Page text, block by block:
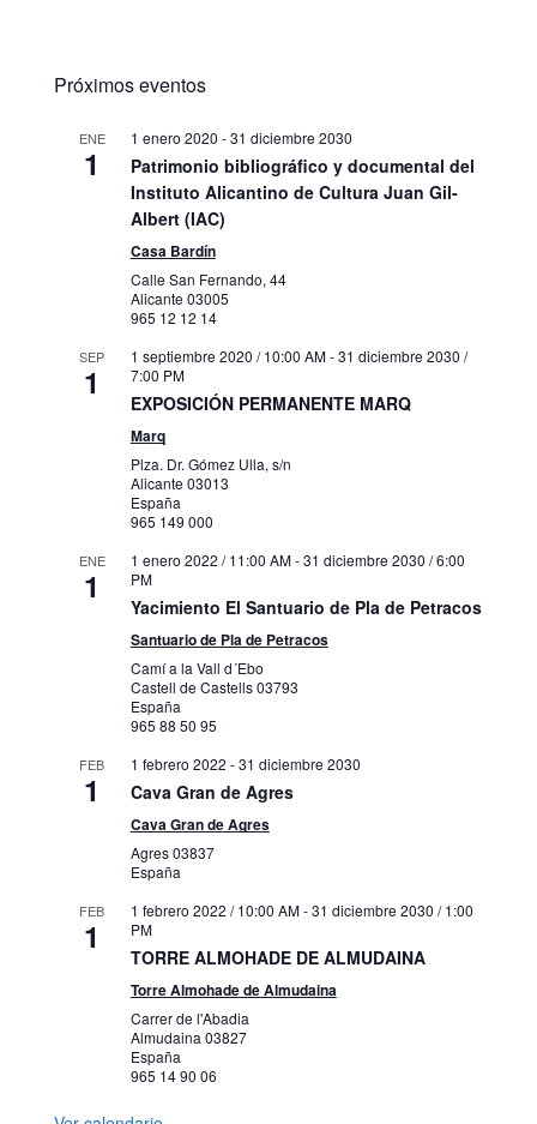
Próximos eventos
ENE
1
1 enero 2020 -31 diciembre 2030
Patrimonio bibliográfico y documental del
Instituto Alicantino de Cultura Juan Gil-
Albert (IAC)
Casa Bardín
Calle San Fernando, 44
Alicante 03005
965 12 12 14
SEP
1
1 septiembre 2020 / 10:00 AM-31 diciembre 2030 /
7:00 PM
EXPOSICIÓN PERMANENTE MARQ
Marq
Plza. Dr. Gómez Ulla, s/n
Alicante 03013
España
965 149 000
ENE
1
1 enero 2022 / 11:00 AM-31 diciembre 2030 / 6:00
PM
Yacimiento El Santuario de Pla de Petracos
Santuario de Pla de Petracos
Camí a la Vall d´Ebo
Castell de Castells03793
España
965 88 50 95
FEB
1
1 febrero 2022 -31 diciembre 2030
Cava Gran de Agres
Cava Gran de Agres
Agres03837
España
FEB
1
1 febrero 2022 / 10:00 AM-31 diciembre 2030 / 1:00
PM
TORRE ALMOHADE DE ALMUDAINA
Torre Almohade de Almudaina
Carrer de l'Abadia
Almudaina 03827
España
965 14 90 06